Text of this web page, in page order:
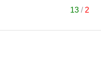
13 / 2